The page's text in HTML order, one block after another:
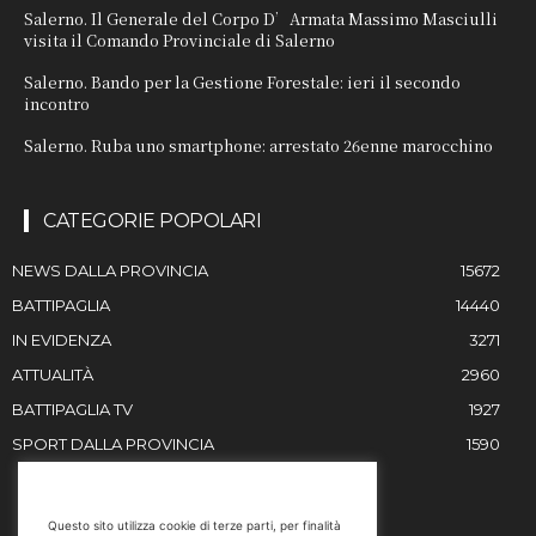
Salerno. Il Generale del Corpo D’Armata Massimo Masciulli
visita il Comando Provinciale di Salerno
Salerno. Bando per la Gestione Forestale: ieri il secondo
incontro
Salerno. Ruba uno smartphone: arrestato 26enne marocchino
CATEGORIE POPOLARI
NEWS DALLA PROVINCIA
15672
BATTIPAGLIA
14440
IN EVIDENZA
3271
ATTUALITÀ
2960
BATTIPAGLIA TV
1927
SPORT DALLA PROVINCIA
1590
Questo sito utilizza cookie di terze parti, per finalità